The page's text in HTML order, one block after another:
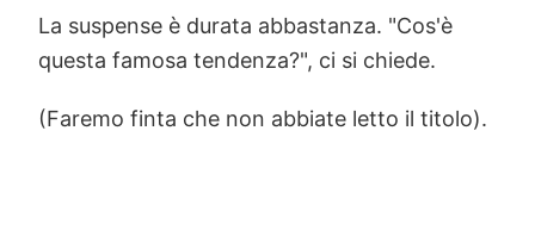
La suspense è durata abbastanza. "Cos'è
questa famosa tendenza?", ci si chiede.
(Faremo finta che non abbiate letto il titolo).